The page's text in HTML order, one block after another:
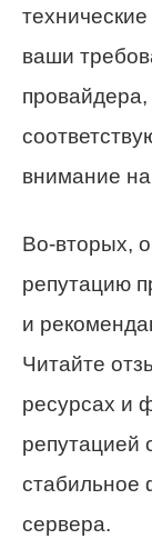
ваши
внимание на
Во-вторых,
репутацию
и
Читайте
ресурсах и
репутацией
стабильное
сервера.